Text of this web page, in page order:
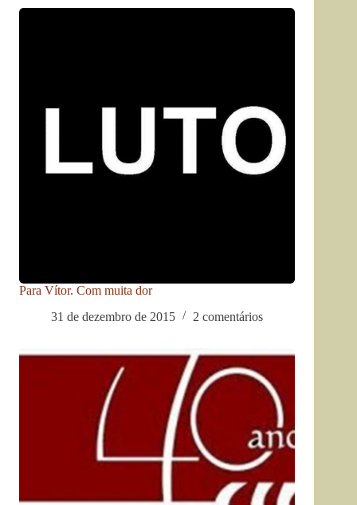
Para Vítor. Com muita dor
31 de dezembro de 2015
2 comentários